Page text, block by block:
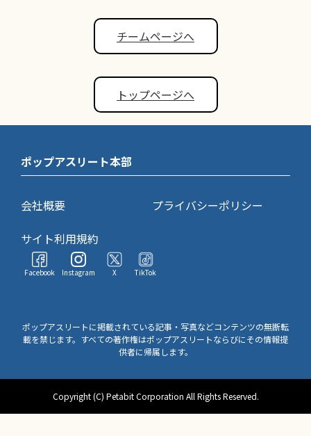
チームページへ
トップページへ
ポップアスリート本部
会社概要
プライバシーポリシー
サイト利用規約
Facebook Instagram X TikTok
ポップアスリートに掲載されている記事・写真などコンテンツの無断転
載を禁じます。すべての著作権はポップアスリートならびにその情報提
供者に帰属します。
Copyright (C) Petabit Corporation All Rights Reserved.